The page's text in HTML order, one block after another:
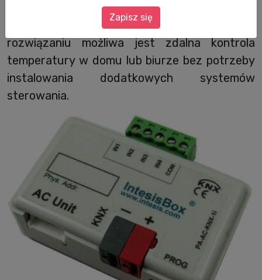
inteligentnym systemem zarządzania
budynkiem KNX. Dzięki wprowadzonemu
rozwiązaniu możliwa jest zdalna kontrola
temperatury w domu lub biurze bez potrzeby
instalowania dodatkowych systemów
sterowania.
Zapisz się